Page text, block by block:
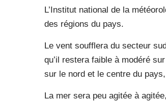
L’Institut national de la
des régions du pays.
Le vent soufflera du secteur
qu’il restera faible à modéré
sur le nord et le centre du
La mer sera peu agitée à